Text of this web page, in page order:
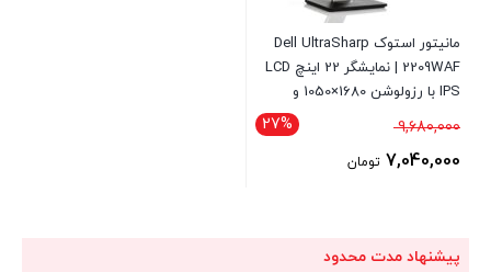
مانیتور استوک Dell UltraSharp
2209WAF | نمایشگر 22 اینچ LCD
IPS با رزولوشن 1680×1050 و
پورت‌های VGA و DVI
27% 9,680,000قیمت
اصلی7,040,000 تومان
7,040,000 تومان
پیشنهاد مدت محدود